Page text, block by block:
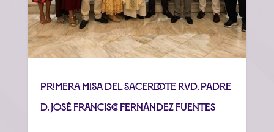
Primera misa del sacerdote Rvd. Padre
D. José Francisco Fernández Fuentes